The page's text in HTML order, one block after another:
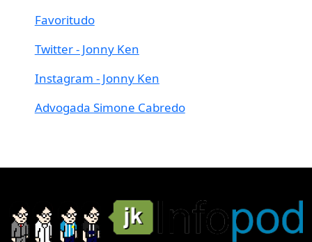
Favoritudo
Twitter - Jonny Ken
Instagram - Jonny Ken
Advogada Simone Cabredo